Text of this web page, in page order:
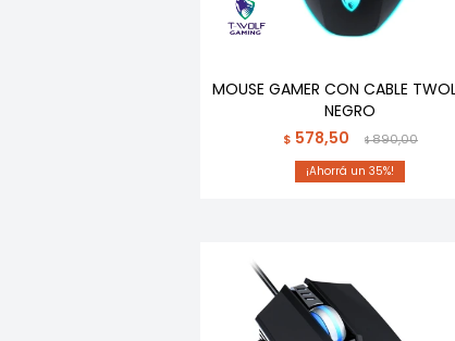
MOUSE GAMER CON CABLE
NEGRO
$ 578,50 $890,00
35